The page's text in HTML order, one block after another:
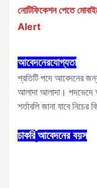
নোটিফিকেশন পেতে
Alert
আবেদনেরযোগ্যতা
প্রতিটি পদে আবেদনের
আলাদা আলাদা। পদভেদে
শর্তাবলি জানা যাবে নিচের
চাকরি আবেদনের বয়স